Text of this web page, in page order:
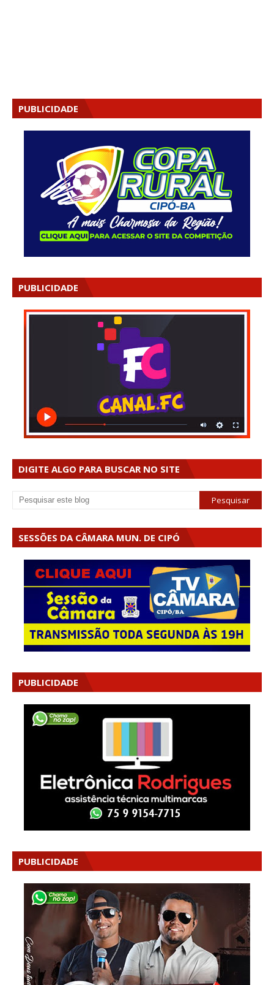
PUBLICIDADE
PUBLICIDADE
DIGITE ALGO PARA BUSCAR NO SITE
SESSÕES DA CÂMARA MUN. DE CIPÓ
PUBLICIDADE
PUBLICIDADE